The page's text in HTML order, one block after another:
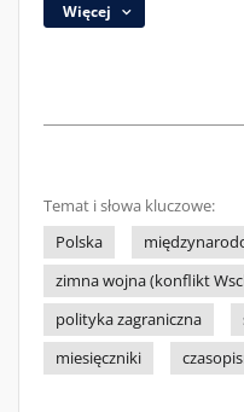
Więcej
Temat i słowa kluczowe:
Polska
zimna wojna (konflikt
polityka zagraniczna
miesięczniki